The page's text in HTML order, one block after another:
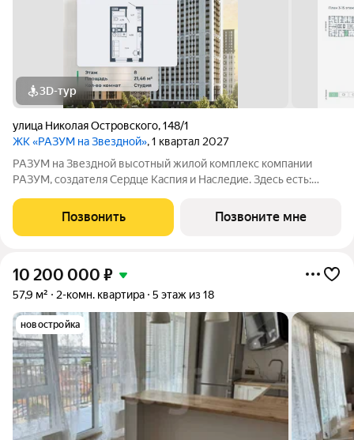
3D-тур
улица Николая Островского,148/1
ЖК «РАЗУМ на Звездной», 1 квартал 2027
РАЗУМ на Звездной высотный жилой комплекс компании
РАЗУМ, создателя Сердце Каспия и Наследие. Здесь есть:
транспортная доступность. Три 26-этажных дома
расположены в границах ул. Звездной и Николая
Позвонить Позвоните мне
10 200 000 ₽
57,9 м² 2-комн. квартира 5 этаж из 18
новостройка